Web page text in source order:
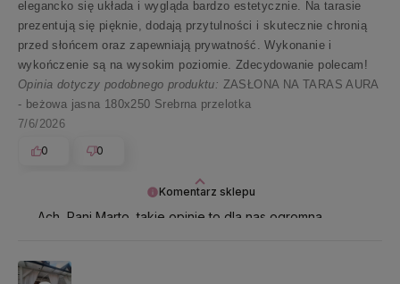
Komentarz sklepu
Ach, Pani Marto, takie opinie to dla nas ogromna
elegancko się układa i wygląda bardzo estetycznie. Na tarasie
prezentują się pięknie, dodają przytulności i skutecznie chronią
przed słońcem oraz zapewniają prywatność. Wykonanie i
wykończenie są na wysokim poziomie. Zdecydowanie polecam!
Opinia dotyczy podobnego produktu: ZASŁONA NA TARAS AURA
- beżowa jasna 180x250 Srebrna przelotka
7/6/2026
0
0